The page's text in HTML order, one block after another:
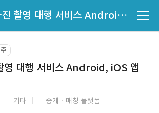
원거리 사진 촬영 대행 서비스 Android, iOS 앱 구축
영 대행 서비스 Android, iOS 앱
기타 중개ㆍ매칭 플랫폼